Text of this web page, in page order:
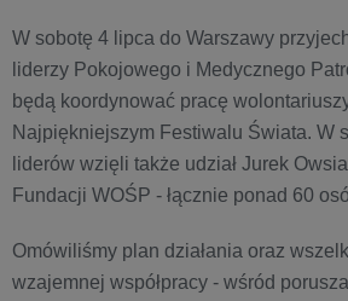
W sobotę 4 lipca do Warszawy
liderzy Pokojowego i Medycznego
będą koordynować pracę
Najpiękniejszym Festiwalu Świata. W
liderów wzięli także udział Jurek
Fundacji WOŚP - łącznie ponad 60
Omówiliśmy plan działania oraz
wzajemnej współpracy - wśród